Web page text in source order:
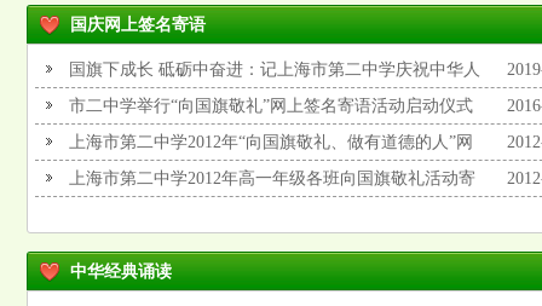
国庆网上签名寄语
国旗下成长 砥砺中奋进：记上海市第二中学庆祝中华人
民共和国成立70周年主题升旗仪式
市二中学举行“向国旗敬礼”网上签名寄语活动启动仪式
上海市第二中学2012年“向国旗敬礼、做有道德的人”网
上签名寄语活动总结
上海市第二中学2012年高一年级各班向国旗敬礼活动寄
中华经典诵读